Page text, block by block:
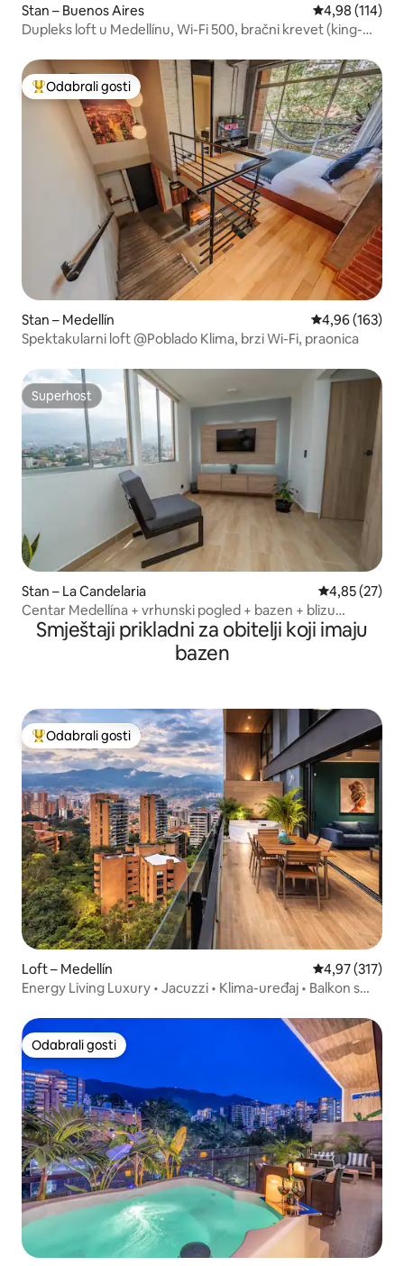
Stan – Buenos Aires Prosječna
4,98 (114)
Dupleks loft u Medellínu, Wi-Fi 500, bračni krevet (king-
Među najviše rangiranima s oznakom „Odabrali gosti”
Odabrali gosti
Stan – Medellín Prosječna
4,96 (163)
Spektakularni loft @Poblado Klima, brzi Wi-Fi, praonica
Superhost
Superhost
Stan – La Candelaria Prosječna
4,85 (27)
Centar Medellína + vrhunski pogled + bazen + blizu
podzemne željeznice
Smještaji prikladni za obitelji koji imaju
bazen
Među najviše rangiranima s oznakom „Odabrali gosti”
Odabrali gosti
Loft – Medellín Prosječna
4,97 (317)
Energy Living Luxury • Jacuzzi • Klima-uređaj • Balkon s
Odabrali gosti
Odabrali gosti